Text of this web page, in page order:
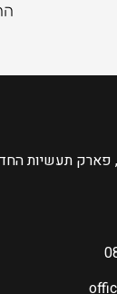
רח' הבורסקאי 13, פארק תעשיות